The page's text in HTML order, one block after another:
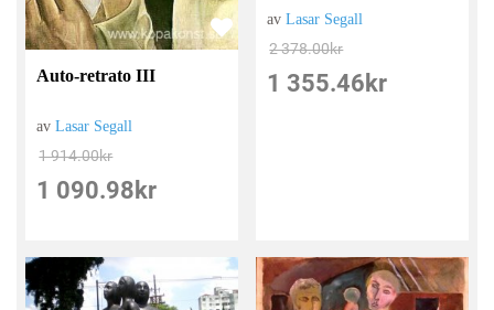
Auto-retrato III
avLasar Segall
1 914.00kr
1 090.98 kr
avLasar Segall
2 378.00kr
1 355.46 kr